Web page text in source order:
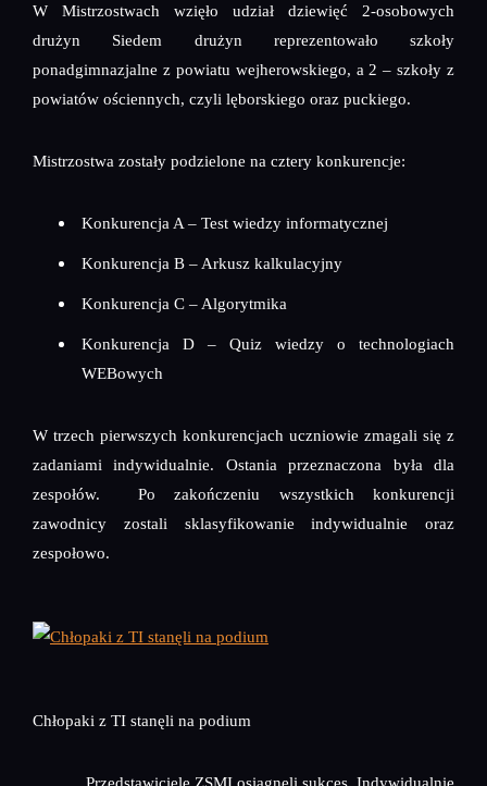
W Mistrzostwach wzięło udział dziewięć 2-osobowych
drużyn Siedem drużyn reprezentowało szkoły
ponadgimnazjalne z powiatu wejherowskiego, a 2 – szkoły z
powiatów ościennych, czyli lęborskiego oraz puckiego.
Mistrzostwa zostały podzielone na cztery konkurencje:
Konkurencja A – Test wiedzy informatycznej
Konkurencja B – Arkusz kalkulacyjny
Konkurencja C – Algorytmika
Konkurencja D – Quiz wiedzy o technologiach
WEBowych
W trzech pierwszych konkurencjach uczniowie zmagali się z
zadaniami indywidualnie. Ostania przeznaczona była dla
zespołów. Po zakończeniu wszystkich konkurencji
zawodnicy zostali sklasyfikowanie indywidualnie oraz
zespołowo.
Chłopaki z TI stanęli na podium
Przedstawiciele ZSMI osiągnęli sukces. Indywidualnie